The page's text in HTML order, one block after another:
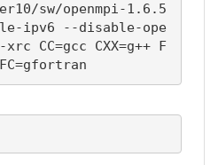
sw/openmpi-1.6.5
ipv6 --disable-ope
CC=gcc CXX=g++ F